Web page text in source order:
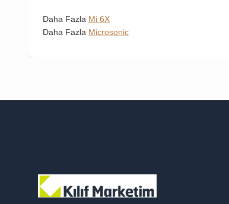
Daha Fazla Mi 6X
Daha Fazla Microsonic